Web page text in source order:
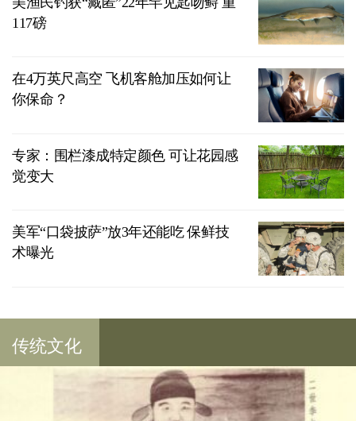
117磅
在4万英尺高空 飞机客舱加压如何让
你保命？
专家：围栏漆成特定颜色 可让花园感
觉变大
美军“口袋披萨”放3年还能吃 保鲜技
术曝光
传统文化